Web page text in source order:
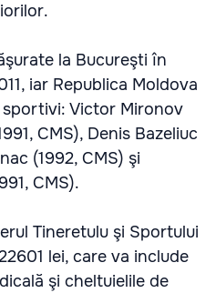
la Bucureşti în
iar Republica Moldova
Victor Mironov
CMS), Denis Bazeliuc
(1992, CMS) şi
CMS).
Tineretulu şi Sportului
lei, care va include
şi cheltuielile de